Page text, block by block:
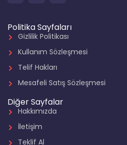
Politika Sayfaları
Gizlilik Politikası
Kullanım Sözleşmesi
Telif Hakları
Mesafeli Satış Sözleşmesi
Diğer Sayfalar
Hakkımızda
İletişim
Teklif Al